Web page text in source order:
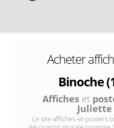
Acheter
Binoche
Affiches et
Juliette
Le site affiches-et-